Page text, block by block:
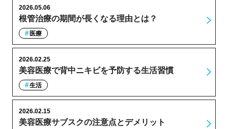
根管治療の期間が長くなる理由とは？
2026.05.06
医療
美容医療で背中ニキビを予防する生活習慣
2026.02.25
生活
美容医療サブスクの注意点とデメリット
2026.02.15